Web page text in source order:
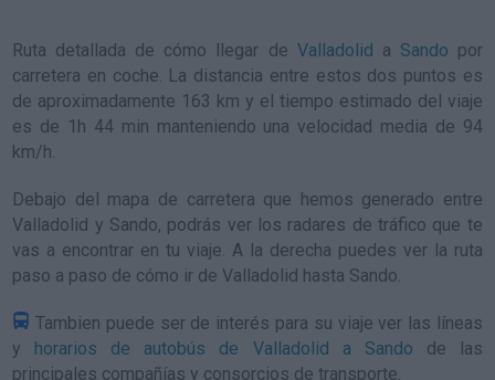
Ruta detallada de cómo llegar de Valladolid a Sando por
carretera en coche. La distancia entre estos dos puntos es
de aproximadamente 163 km y el tiempo estimado del viaje
es de 1h 44 min manteniendo una velocidad media de 94
km/h.
Debajo del mapa de carretera que hemos generado entre
Valladolid y Sando, podrás ver los radares de tráfico que te
vas a encontrar en tu viaje. A la derecha puedes ver la ruta
paso a paso de cómo ir de Valladolid hasta Sando.
Tambien puede ser de interés para su viaje ver las líneas
y horarios de autobús de Valladolid a Sando de las
principales compañías y consorcios de transporte.